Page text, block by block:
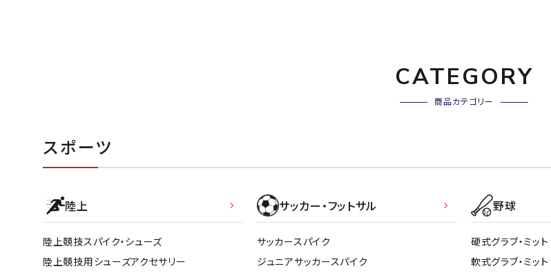
コンプレッションウェア
インナーウェア
その他アクセサリー
Wacoal CW-X Wilson
CATEGORY
商品カテゴリー
スポーツ
陸上
陸上競技スパイク・シューズ
陸上競技用シューズアクセサリー
サッカー・フットサル
サッカースパイク
ジュニアサッカースパイク
野球
硬式グラブ・ミット
軟式グラブ・ミット